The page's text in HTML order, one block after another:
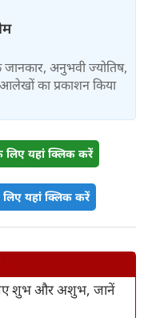
अनुभवी ज्योतिष,
का प्रकाशन किया
यहां क्लिक करें
यहां क्लिक करें
लिए शुभ और अशुभ, जानें